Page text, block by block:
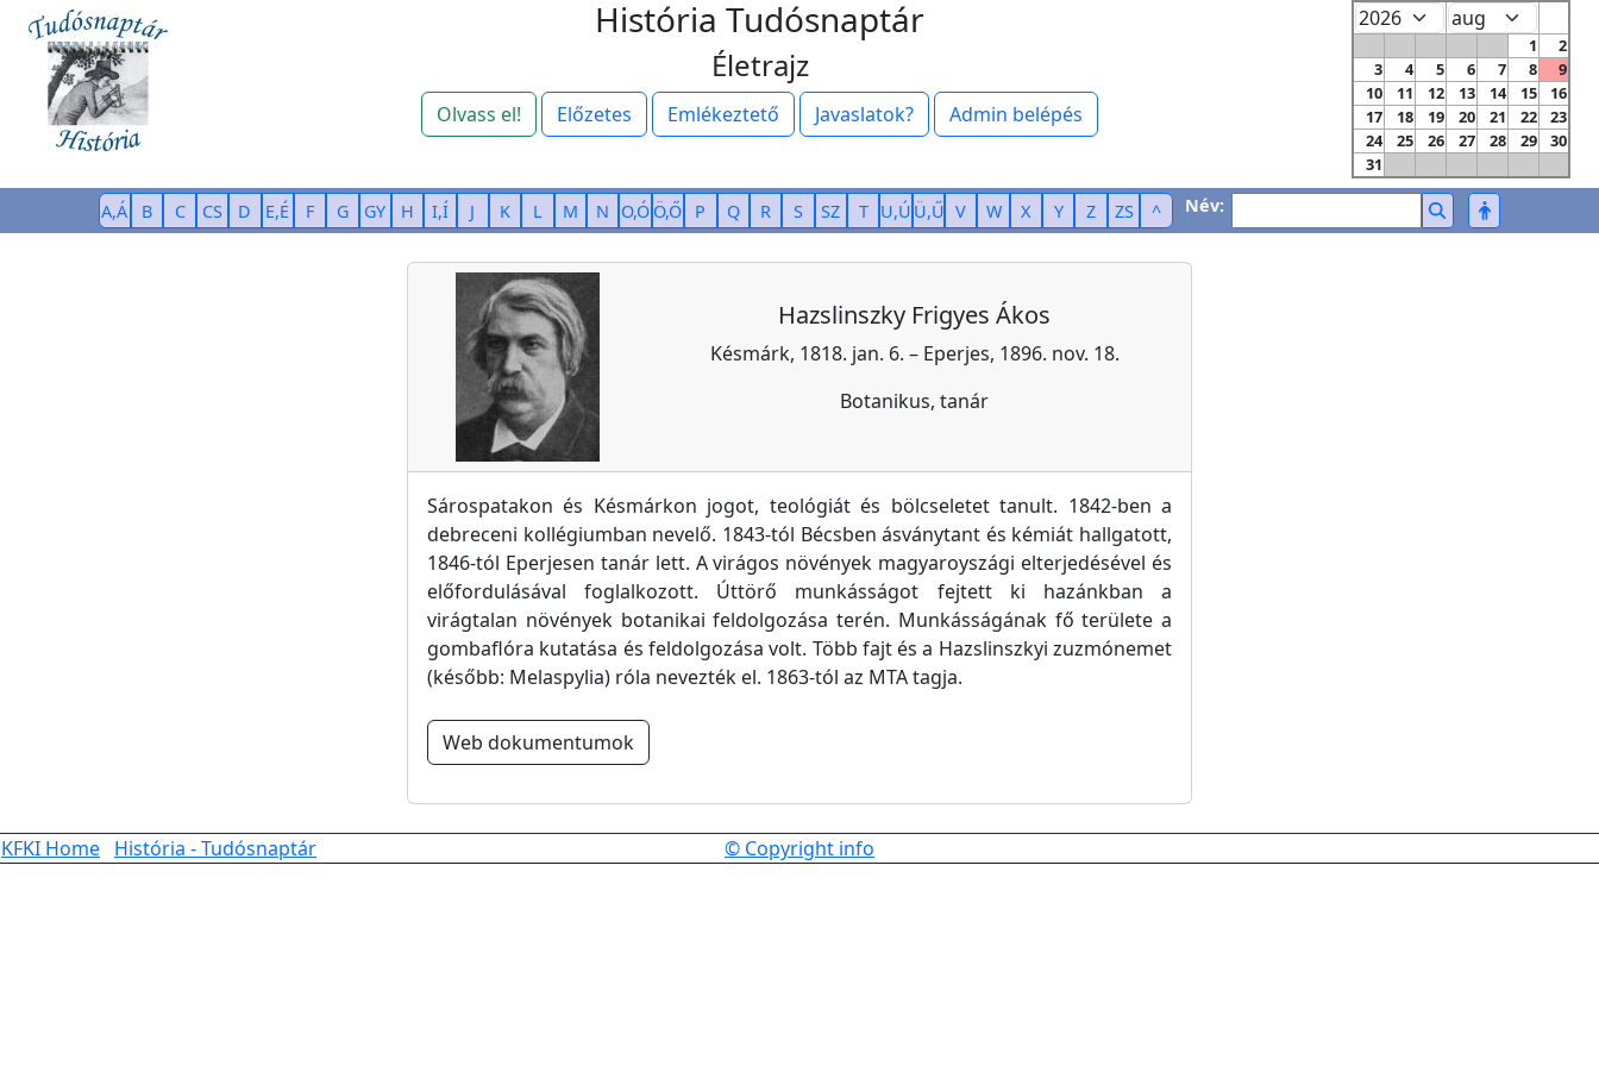
História Tudósnaptár
Életrajz
Olvass el! Előzetes Emlékeztető Javaslatok? Admin belépés
1
2
3
4 5 6 7 8
9
10
11 12 13 14 15
16
17
18 19 20 21 22
23
24
25 26 27 28 29
30
31
A,Á B C CS D E,É F G GY H I,Í J K L M N O,Ó Ö,Ő P Q R S SZ T U,Ú Ü,Ű V W X Y Z ZS ^ Név:
Hazslinszky Frigyes Ákos
Késmárk, 1818. jan. 6. – Eperjes, 1896. nov. 18.
Botanikus, tanár
Sárospatakon és Késmárkon jogot, teológiát és bölcseletet tanult. 1842-ben a
debreceni kollégiumban nevelő. 1843-tól Bécsben ásványtant és kémiát hallgatott,
1846-tól Eperjesen tanár lett. A virágos növények magyaroyszági elterjedésével és
előfordulásával foglalkozott. Úttörő munkásságot fejtett ki hazánkban a
virágtalan növények botanikai feldolgozása terén. Munkásságának fő területe a
gombaflóra kutatása és feldolgozása volt. Több fajt és a Hazslinszkyi zuzmónemet
(később: Melaspylia) róla nevezték el. 1863-tól az MTA tagja.
Web dokumentumok
KFKI Home História - Tudósnaptár © Copyright info